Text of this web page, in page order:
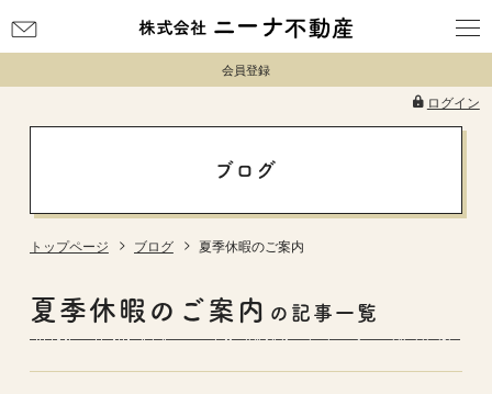
会員登録
ログイン
問
わ
ブログ
トップページ ブログ 夏季休暇のご案内
夏季休暇のご案内 の記事一覧